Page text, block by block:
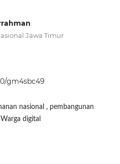
Jawa Timur
gm4sbc49
nasional , pembangunan
digital